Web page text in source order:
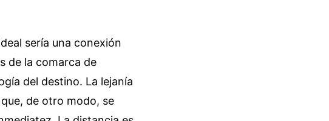
sería una conexión
de la comarca de
del destino. La lejanía
de otro modo, se